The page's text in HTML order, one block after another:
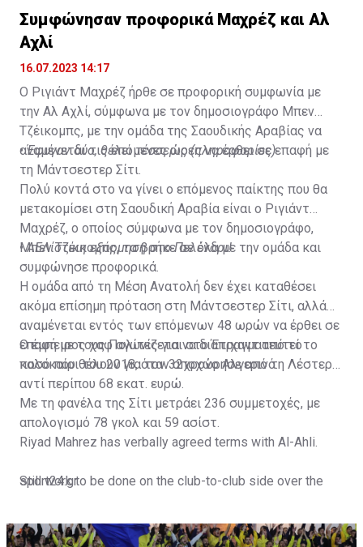
Συμφώνησαν προφορικά Μαχρέζ και Αλ
Αχλί
16.07.2023 14:17
Ο Ριγιάντ Μαχρέζ ήρθε σε προφορική συμφωνία με
την Αλ Αχλί, σύμφωνα με τον δημοσιογράφο Μπεν
Τζέικομπς, με την ομάδα της Σαουδικής Αραβίας να
αναμένεται τις επόμενες ώρες να έρθει σε επαφή με
τη Μάντσεστερ Σίτι.
•Έφυγαν δύο, θέλει τέσσερις (πληροφορίες)
Πολύ κοντά στο να γίνει ο επόμενος παίκτης που θα
μετακομίσει στη Σαουδική Αραβία είναι ο Ριγιάντ
Μαχρέζ, ο οποίος σύμφωνα με τον δημοσιογράφο,
Μπεν Τζέικομπς, τα βρήκε σε όλα με την ομάδα και
συμφώνησε προφορικά.
•ΑΕΛίστικη εξόρμηση στο Πελένδρι!
Η ομάδα από τη Μέση Ανατολή δεν έχει καταθέσει
ακόμα επίσημη πρόταση στη Μάντσεστερ Σίτι, αλλά
αναμένεται εντός των επόμενων 48 ωρών να έρθει σε
επαφή με τους Πολίτες για να διαπραγματευτεί το
ποσό που θέλουν για τον 32χρονο Αλγερινό.
Ο έμπειρος χαφ αγωνίζεται στο Έτιχαντ από το
καλοκαίρι του 2018, όταν αποχώρησε από τη Λέστερ
αντί περίπου 68 εκατ. ευρώ.
Με τη φανέλα της Σίτι μετράει 236 συμμετοχές, με
απολογισμό 78 γκολ και 59 ασίστ.
Riyad Mahrez has verbally agreed terms with Al-Ahli.
Still work to be done on the club-to-club side over the
Not a done deal yet, but Mahrez is keen on the move and
sport24.gr